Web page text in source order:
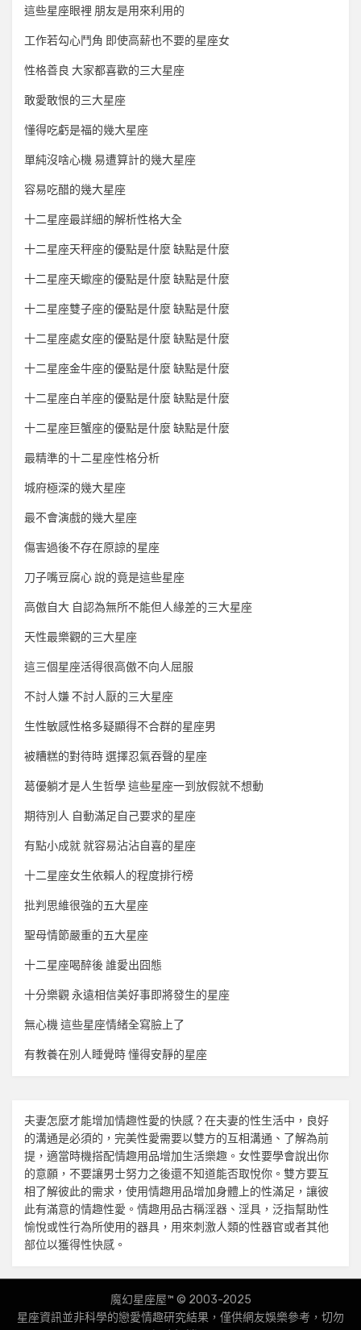
這些星座眼裡 朋友是用來利用的
工作若勾心鬥角 即使高薪也不要的星座女
性格善良 大家都喜歡的三大星座
敢愛敢恨的三大星座
懂得吃虧是福的幾大星座
單純沒啥心機 易遭算計的幾大星座
容易吃醋的幾大星座
十二星座最詳細的解析性格大全
十二星座天秤座的優點是什麼 缺點是什麼
十二星座天蠍座的優點是什麼 缺點是什麼
十二星座雙子座的優點是什麼 缺點是什麼
十二星座處女座的優點是什麼 缺點是什麼
十二星座金牛座的優點是什麼 缺點是什麼
十二星座白羊座的優點是什麼 缺點是什麼
十二星座巨蟹座的優點是什麼 缺點是什麼
最精準的十二星座性格分析
城府極深的幾大星座
最不會演戲的幾大星座
傷害過後不存在原諒的星座
刀子嘴豆腐心 說的竟是這些星座
高傲自大 自認為無所不能但人緣差的三大星座
天性最樂觀的三大星座
這三個星座活得很高傲不向人屈服
不討人嫌 不討人厭的三大星座
生性敏感性格多疑顯得不合群的星座男
被糟糕的對待時 選擇忍氣吞聲的星座
葛優躺才是人生哲學 這些星座一到放假就不想動
期待別人 自動滿足自己要求的星座
有點小成就 就容易沾沾自喜的星座
十二星座女生依賴人的程度排行榜
批判思維很強的五大星座
聖母情節嚴重的五大星座
十二星座喝醉後 誰愛出囧態
十分樂觀 永遠相信美好事即將發生的星座
無心機 這些星座情緒全寫臉上了
有教養在別人睡覺時 懂得安靜的星座
夫妻怎麼才能增加情趣性愛的快感？在夫妻的性生活中，良好
的溝通是必須的，完美性愛需要以雙方的互相溝通、了解為前
提，適當時機搭配情趣用品增加生活樂趣。女性要學會說出你
的意願，不要讓男士努力之後還不知道能否取悅你。雙方要互
相了解彼此的需求，使用情趣用品增加身體上的性滿足，讓彼
此有滿意的情趣性愛。 情趣用品古稱淫器、淫具，泛指幫助性
愉悅或性行為所使用的器具，用來刺激人類的性器官或者其他
部位以獲得性快感。
魔幻星座屋™ © 2003-2025
星座資訊並非科學的戀愛情趣研究結果，僅供網友娛樂參考，切勿